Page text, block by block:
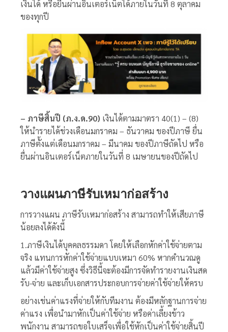
เงินได้ หรือยื่นผ่านอินเตอร์เน็ตได้ภายในวันที่ 8 ตุลาคม
ของทุกปี
– ภาษีสิ้นปี (ภ.ง.ด.90) เงินได้ตามมาตรา 40(1) – (8)
ให้นำรายได้ช่วงเดือนมกราคม – ธันวาคม ของปีภาษี ยื่น
ภาษีตั้งแต่เดือนมกราคม – มีนาคม ของปีภาษีถัดไป หรือ
ยื่นผ่านอินเตอร์เน็ตภายในวันที่ 8 เมษายนของปีถัดไป
วางแผนภาษีรับเหมาก่อสร้าง
การวางแผน ภาษีรับเหมาก่อสร้าง สามารถทำให้เสียภาษี
น้อยลงได้ดังนี้
1.ภาษีเงินได้บุคคลธรรมดา โดยให้เลือกหักค่าใช้จ่ายตาม
จริง แทนการหักค่าใช้จ่ายแบบเหมา 60% หากคำนวณดู
แล้วมีค่าใช้จ่ายสูง ซึ่งวิธีนี้จะต้องมีการจัดทำรายงานเงินสด
รับ-จ่าย และเก็บเอกสารประกอบการจ่ายค่าใช้จ่ายให้ครบ
อย่างเช่นค่าแรงที่จ่ายให้กับทีมงาน ต้องมีหลักฐานการจ่าย
ค่าแรง เพื่อนำมาหักเป็นค่าใช้จ่าย หรือค่าเลี้ยงข้าว
พนักงาน สามารถขอใบเสร็จเพื่อใช้หักเป็นค่าใช้จ่ายสิ้นปี